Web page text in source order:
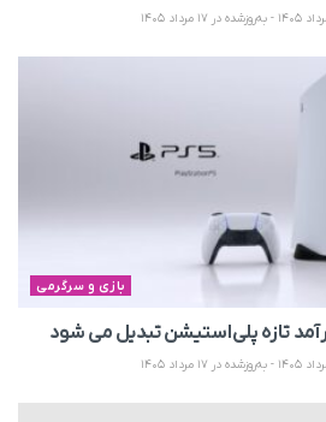
بازی و سرگرمی
تازه پلی‌استیشن تبدیل می‌ شود